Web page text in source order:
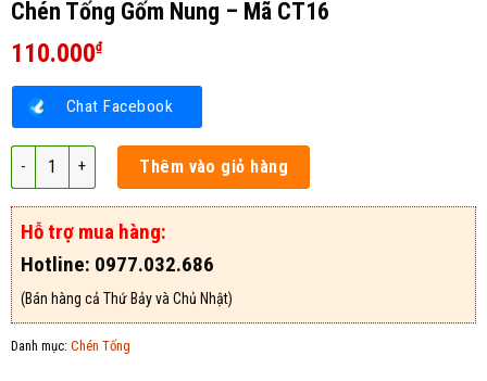
Chén Tống Gốm Nung – Mã CT16
110.000₫
Chat Facebook
Chén Tống Gốm Nung – Mã CT16 số lượng
Thêm vào giỏ hàng
Hỗ trợ mua hàng:
Hotline: 0977.032.686
(Bán hàng cả Thứ Bảy và Chủ Nhật)
Danh mục: Chén Tống